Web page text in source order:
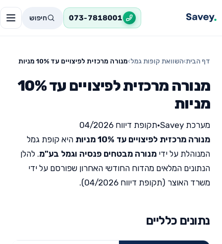
073-7818001 חיפוש
דף הבית›השוואת קופות גמל›מנורה מרכזית לפיצויים עד 10% מניות
מנורה מרכזית לפיצויים עד 10%
מניות
מערכת Savey •תקופת דיווח 04/2026
מנורה מרכזית לפיצויים עד 10% מניות
היא קופת גמל
המנוהלת על ידי מנורה מבטחים פנסיה וגמל בע"מ. להלן
הנתונים המלאים מהדוח החודשי האחרון שפורסם על ידי
משרד האוצר (תקופת דיווח 04/2026).
נתונים כלליים